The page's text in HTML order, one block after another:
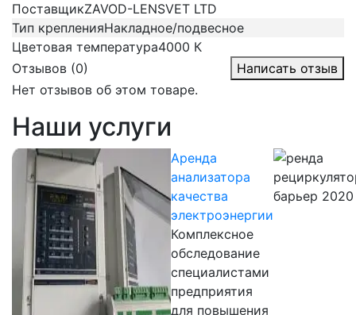
ПоставщикZAVOD-LENSVET LTD
Тип крепленияНакладное/подвесное
Цветовая температура4000 К
Отзывов (0)
Написать отзыв
Нет отзывов об этом товаре.
Наши услуги
Аренда
анализатора
качества
электроэнергии
Комплексное
обследование
специалистами
предприятия
для повышения